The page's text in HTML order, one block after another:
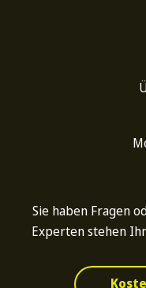
Sie haben Fragen
Experten stehen